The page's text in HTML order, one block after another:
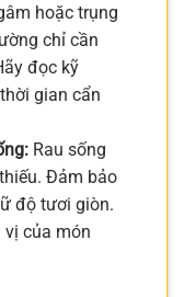
hoặc trụng
chỉ cần
đọc kỹ
gian cẩn
Rau sống
Đảm bảo
độ tươi giòn.
vị của món